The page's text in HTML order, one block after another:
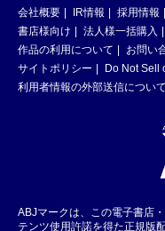
会社概要 IR情報 採用情報
書店様向け
法人様一括購入
作品の利用について
お問い
サイトポリシー
Do Not Sell
利用者情報の外部送信について
ABJマークは、この電子書店
テンツ使用許諾を得た正規版